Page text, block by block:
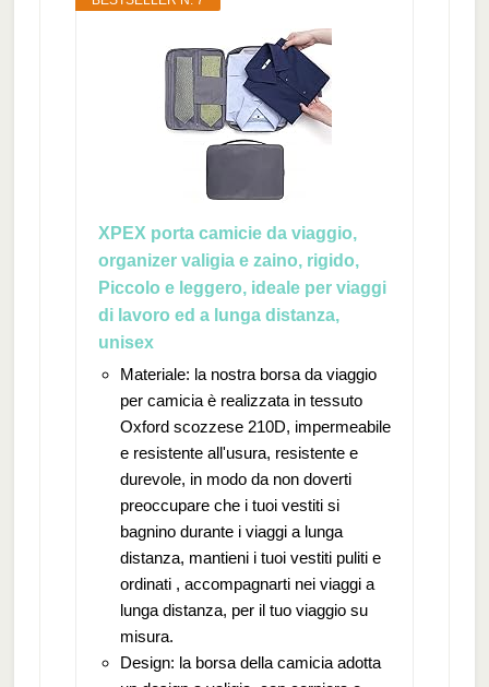
XPEX porta camicie da viaggio,
organizer valigia e zaino, rigido,
Piccolo e leggero, ideale per viaggi
di lavoro ed a lunga distanza,
unisex
Materiale: la nostra borsa da viaggio
per camicia è realizzata in tessuto
Oxford scozzese 210D, impermeabile
e resistente all'usura, resistente e
durevole, in modo da non doverti
preoccupare che i tuoi vestiti si
bagnino durante i viaggi a lunga
distanza, mantieni i tuoi vestiti puliti e
ordinati , accompagnarti nei viaggi a
lunga distanza, per il tuo viaggio su
misura.
Design: la borsa della camicia adotta